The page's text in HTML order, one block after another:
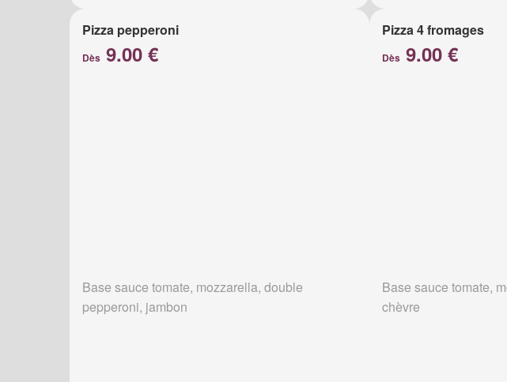
Pizza pepperoni
Dès 9.00 €
Base sauce tomate, mozzarella, double
pepperoni, jambon
Pizza 4 fromages
Dès9.00 €
Base sauce tomate,
chèvre